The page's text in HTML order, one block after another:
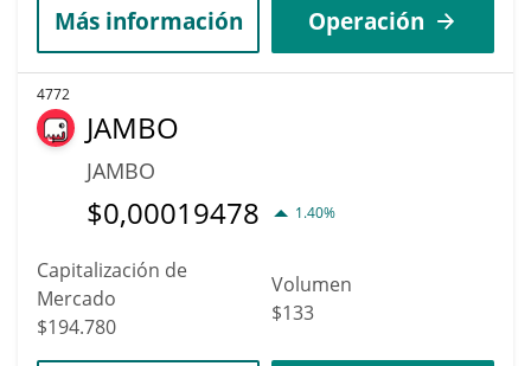
Más información Operación
4772
JAMBO
JAMBO
$0,00019478 1.40%
Capitalización de
Mercado
$194.780
Volumen
$133